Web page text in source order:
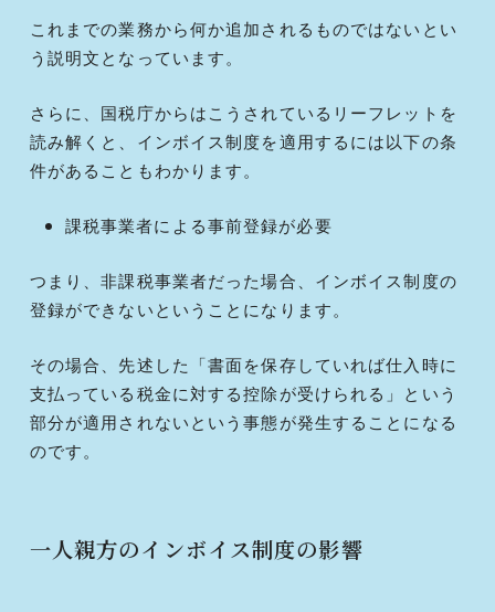
これまでの業務から何か追加されるものではないとい
う説明文となっています。
さらに、国税庁からはこうされているリーフレットを
読み解くと、インボイス制度を適用するには以下の条
件があることもわかります。
課税事業者による事前登録が必要
つまり、非課税事業者だった場合、インボイス制度の
登録ができないということになります。
その場合、先述した「書面を保存していれば仕入時に
支払っている税金に対する控除が受けられる」という
部分が適用されないという事態が発生することになる
のです。
一人親方のインボイス制度の影響